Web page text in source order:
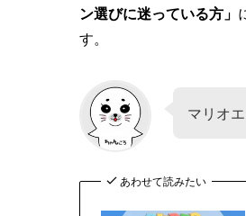
ン選びに迷っている方」
す。
マリオ
あわせて読みたい